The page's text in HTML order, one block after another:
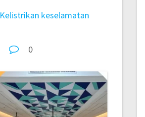
Kelistrikan keselamatan
0